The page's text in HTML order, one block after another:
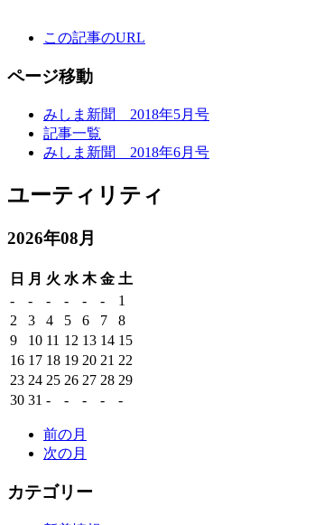
この記事のURL
ページ移動
みしま新聞 2018年5月号
記事一覧
みしま新聞 2018年6月号
ユーティリティ
2026年08月
日 月 火 水 木 金 土
-
- - - - -
1
2
3 4 5 6 7
8
9
10 11 12 13 14 15
16 17 18 19 20 21 22
23 24 25 26 27 28 29
30 31 - - - - -
前の月
次の月
カテゴリー